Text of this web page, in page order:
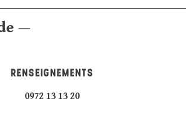
—
RENSEIGNEMENTS
0972 13 13 20